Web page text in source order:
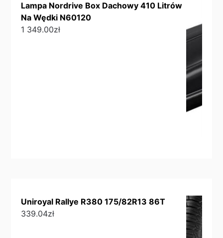
Lampa Nordrive Box Dachowy 410 Litrów
Na Wędki N60120
1 349.00zł
Uniroyal Rallye R380 175/82R13 86T
339.04zł